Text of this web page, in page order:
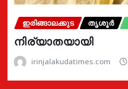
ഇരിങ്ങാലക്കുട തൃശൂർ
നിര്യാതയായി
irinjalakudatimes.com